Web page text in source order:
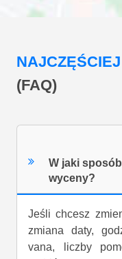
(FAQ)
W jaki
wyceny?
Jeśli chcesz
zmiana daty,
vana, liczby